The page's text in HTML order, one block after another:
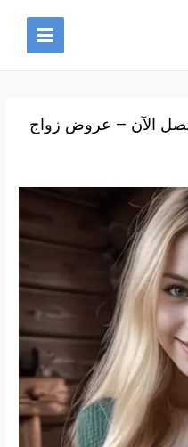
MAIN
الآن – عروض زواج